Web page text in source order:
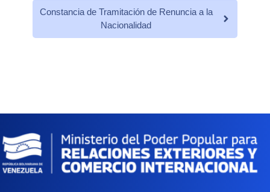
Constancia de Tramitación de Renuncia a la
Nacionalidad